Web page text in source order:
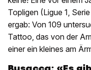
Topligen (Ligue 1,
ergab: Von 109
Tattoo, das von der
einer ein kleines am